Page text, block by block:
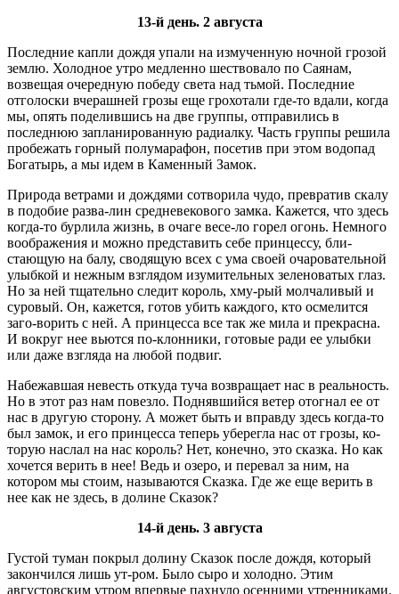
13-й день. 2 августа
Последние капли дождя упали на измученную ночной грозой
землю. Холодное утро медленно шествовало по Саянам,
возвещая очередную победу света над тьмой. Последние
отголоски вчерашней грозы еще грохотали где-то вдали, когда
мы, опять поделившись на две группы, отправились в
последнюю запланированную радиалку. Часть группы решила
пробежать горный полумарафон, посетив при этом водопад
Богатырь, а мы идем в Каменный Замок.
Природа ветрами и дождями сотворила чудо, превратив скалу
в подобие разва-лин средневекового замка. Кажется, что здесь
когда-то бурлила жизнь, в очаге весе-ло горел огонь. Немного
воображения и можно представить себе принцессу, бли-
стающую на балу, сводящую всех с ума своей очаровательной
улыбкой и нежным взглядом изумительных зеленоватых глаз.
Но за ней тщательно следит король, хму-рый молчаливый и
суровый. Он, кажется, готов убить каждого, кто осмелится
заго-ворить с ней. А принцесса все так же мила и прекрасна.
И вокруг нее вьются по-клонники, готовые ради ее улыбки
или даже взгляда на любой подвиг.
Набежавшая невесть откуда туча возвращает нас в реальность.
Но в этот раз нам повезло. Поднявшийся ветер отогнал ее от
нас в другую сторону. А может быть и вправду здесь когда-то
был замок, и его принцесса теперь уберегла нас от грозы, ко-
торую наслал на нас король? Нет, конечно, это сказка. Но как
хочется верить в нее! Ведь и озеро, и перевал за ним, на
котором мы стоим, называются Сказка. Где же еще верить в
нее как не здесь, в долине Сказок?
14-й день. 3 августа
Густой туман покрыл долину Сказок после дождя, который
закончился лишь ут-ром. Было сыро и холодно. Этим
августовским утром впервые пахнуло осенними утренниками.